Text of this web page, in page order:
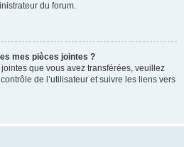
du forum.
mes pièces jointes ?
que vous avez transférées, veuillez
de l’utilisateur et suivre les liens vers